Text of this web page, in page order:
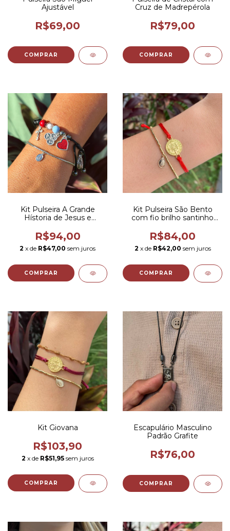
Ajustável
R$69,00
COMPRAR
Cruz de Madrepérola
R$79,00
COMPRAR
Kit Pulseira A Grande
Hístoria de Jesus e
R$94,00
2 x de R$47,00 sem juros
Kit Pulseira São Bento
com fio brilho santinho
R$84,00
2 x de R$42,00 sem juros
COMPRAR
Kit Giovana
R$103,90
2 x de R$51,95 sem juros
COMPRAR
Escapulário Masculino
Padrão Grafite
R$76,00